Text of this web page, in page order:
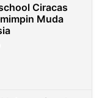
Ciracas
Muda